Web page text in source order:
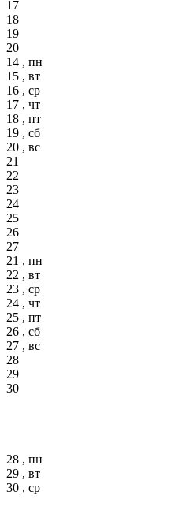
17
18
19
20
14 , пн
15 , вт
16 , ср
17 , чт
18 , пт
19 , сб
20 , вс
21
22
23
24
25
26
27
21 , пн
22 , вт
23 , ср
24 , чт
25 , пт
26 , сб
27 , вс
28
29
30
28 , пн
29 , вт
30 , ср